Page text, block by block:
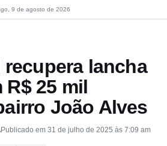
9 de agosto de 2026
lancha
R$ 25 mil
João Alves
Publicado em 31 de julho de 2025 às 7:09 am